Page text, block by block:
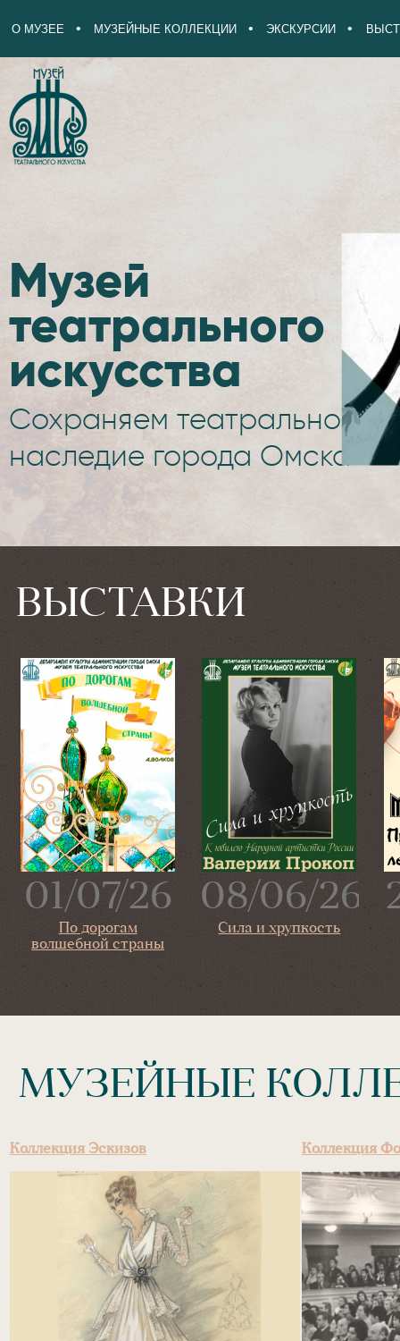
О МУЗЕЕ МУЗЕЙНЫЕ КОЛЛЕКЦИИ ЭКСКУРСИИ
Музей
театрального
искусства
Сохраняем театральное
наследие города Омска
ВЫСТАВКИ
01/07/26
По дорогам
волшебной страны
08/06/26
Сила и хрупкость
МУЗЕЙНЫЕ
Коллекция Эскизов Коллекция